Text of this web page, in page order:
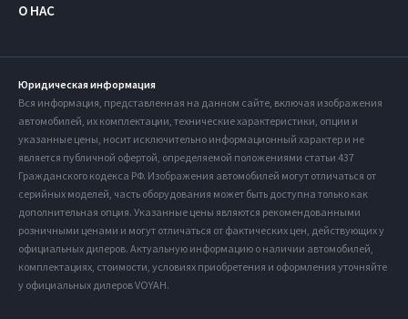
О НАС
Юридическая информация
Вся информация, представленная на данном сайте, включая изображения
автомобилей, их комплектации, технические характеристики, опции и
указанные цены, носит исключительно информационный характер и не
является публичной офертой, определяемой положениями статьи 437
Гражданского кодекса РФ. Изображения автомобилей могут отличаться от
серийных моделей, часть оборудования может быть доступна только как
дополнительная опция. Указанные цены являются рекомендованными
розничными ценами и могут отличаться от фактических цен, действующих у
официальных дилеров. Актуальную информацию о наличии автомобилей,
комплектациях, стоимости, условиях приобретения и оформления уточняйте
у официальных дилеров VOYAH.